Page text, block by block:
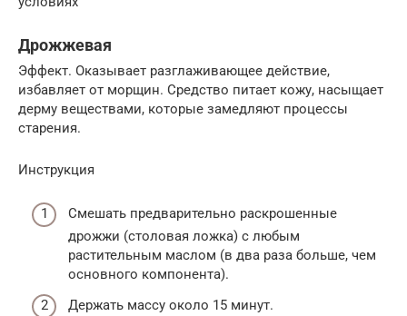
Дрожжевая
Эффект. Оказывает разглаживающее действие,
избавляет от морщин. Средство питает кожу, насыщает
дерму веществами, которые замедляют процессы
старения.
Инструкция
Смешать предварительно раскрошенные
дрожжи (столовая ложка) с любым
растительным маслом (в два раза больше, чем
основного компонента).
Держать массу около 15 минут.